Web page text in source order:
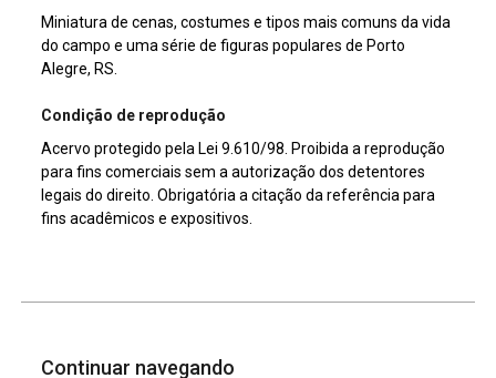
Miniatura de cenas, costumes e tipos mais comuns da vida
do campo e uma série de figuras populares de Porto
Alegre, RS.
Condição de reprodução
Acervo protegido pela Lei 9.610/98. Proibida a reprodução
para fins comerciais sem a autorização dos detentores
legais do direito. Obrigatória a citação da referência para
fins acadêmicos e expositivos.
Continuar navegando